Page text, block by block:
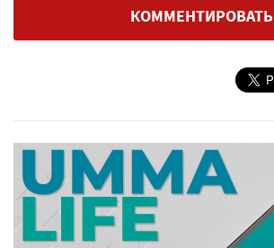
КОММЕНТИРОВАТЬ